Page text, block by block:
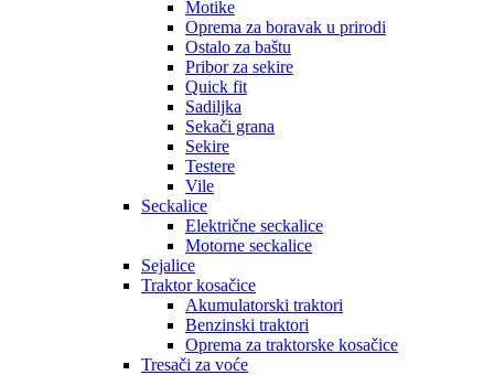
Motike
Oprema za boravak u prirodi
Ostalo za baštu
Pribor za sekire
Quick fit
Sadiljka
Sekači grana
Sekire
Testere
Vile
Seckalice
Električne seckalice
Motorne seckalice
Sejalice
Traktor kosačice
Akumulatorski traktori
Benzinski traktori
Oprema za traktorske kosačice
Tresači za voće